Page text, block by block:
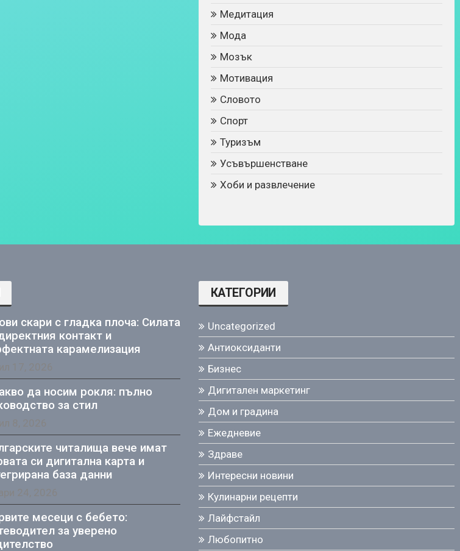
Медитация
Мода
Мозък
Мотивация
Словото
Спорт
Туризъм
Усъвършенстване
Хоби и развлечение
скари с гладка плоча: Силата
контакт и
карамелизация
17, 2026
да носим рокля: пълно
за стил
8, 2026
читалища вече имат
си дигитална карта и
база данни
24, 2026
месеци с бебето:
за уверено
КАТЕГОРИИ
Uncategorized
Антиоксиданти
Бизнес
Дигитален маркетинг
Дом и градина
Ежедневие
Здраве
Интересни новини
Кулинарни рецепти
Лайфстайл
Любопитно